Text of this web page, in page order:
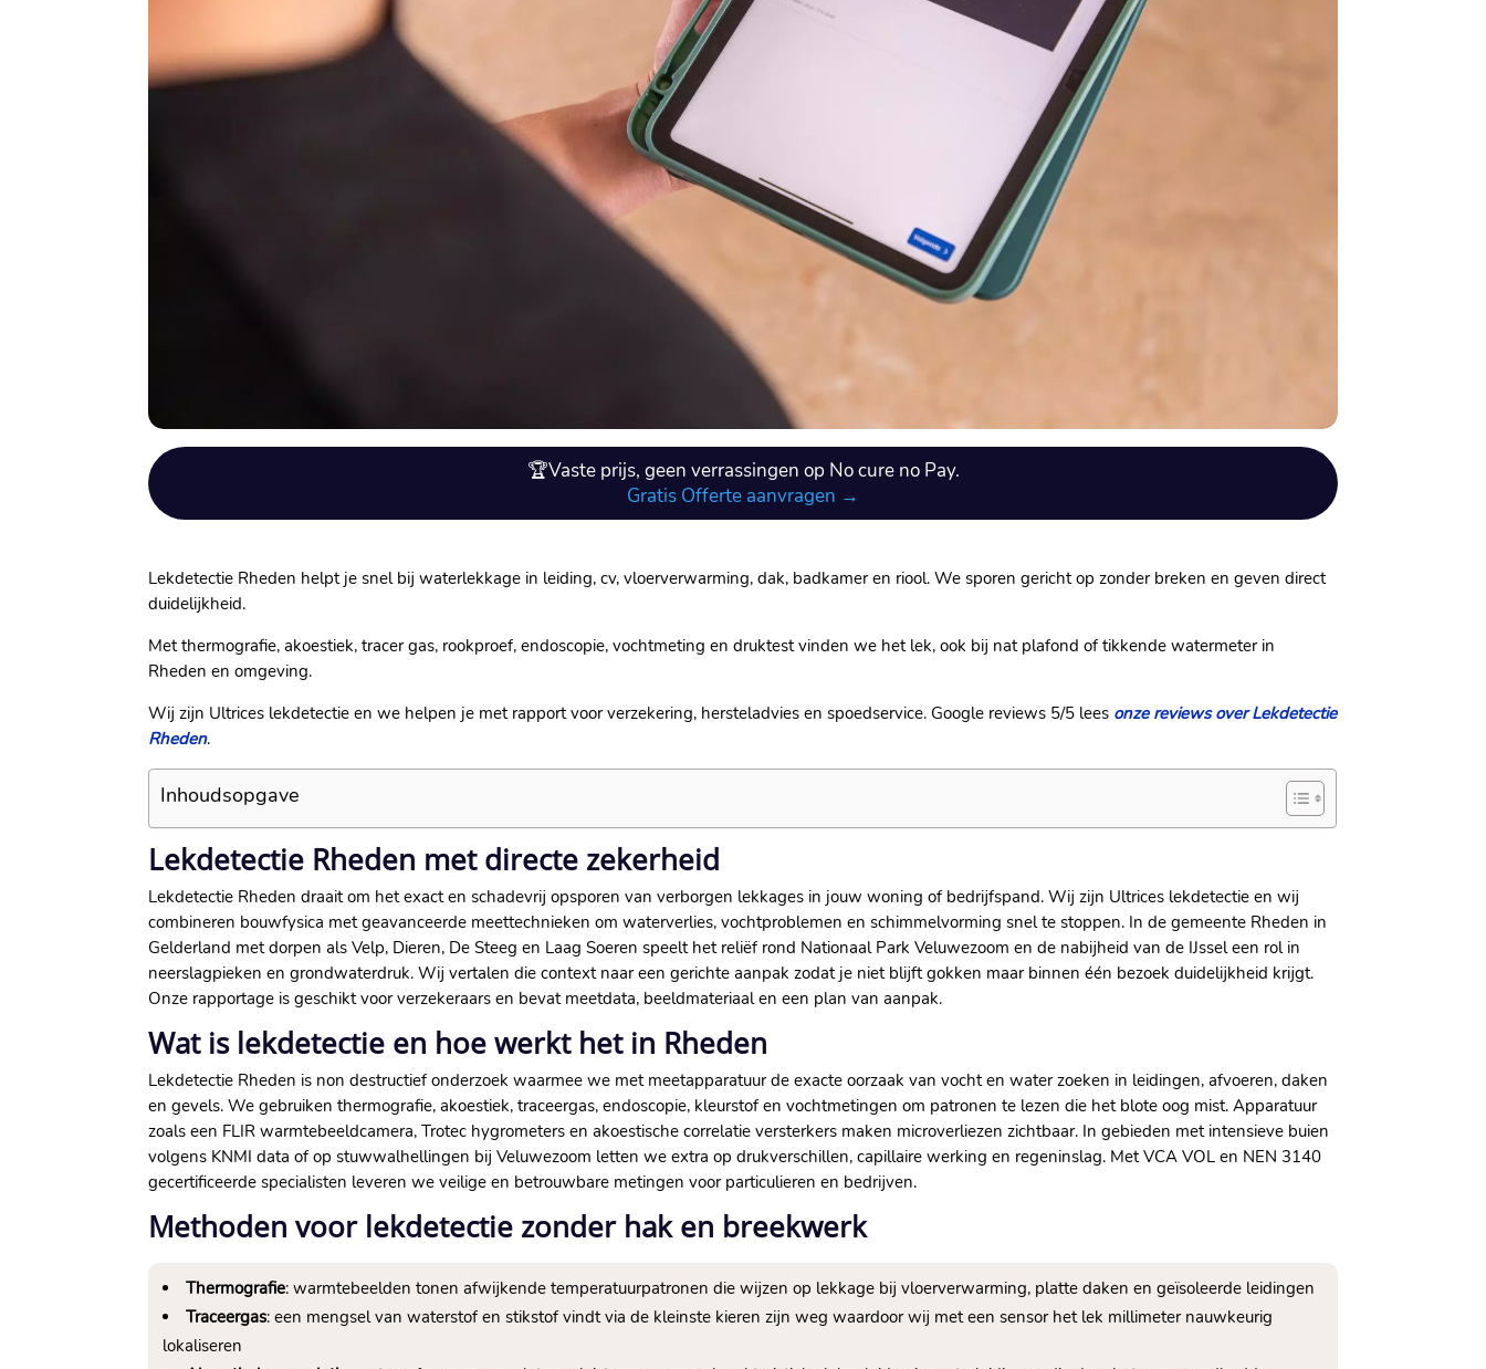
🏆Vaste prijs, geen verrassingen op No cure no Pay.
Gratis Offerte aanvragen →
Lekdetectie Rheden helpt je snel bij waterlekkage in leiding, cv, vloerverwarming, dak, badkamer en riool.​ We sporen gericht op zonder breken en geven direct
duidelijkheid.​
Met thermografie, akoestiek, tracer gas, rookproef, endoscopie, vochtmeting en druktest vinden we het lek, ook bij nat plafond of tikkende watermeter in
Rheden en omgeving.​
Wij zijn Ultrices lekdetectie en we helpen je met rapport voor verzekering, hersteladvies en spoedservice.​ Google reviews 5/5 lees onze reviews over Lekdetectie
Rheden.​
Inhoudsopgave
Lekdetectie Rheden met directe zekerheid
Lekdetectie Rheden draait om het exact en schadevrij opsporen van verborgen lekkages in jouw woning of bedrijfspand.​ Wij zijn Ultrices lekdetectie en wij
combineren bouwfysica met geavanceerde meettechnieken om waterverlies, vochtproblemen en schimmelvorming snel te stoppen.​ In de gemeente Rheden in
Gelderland met dorpen als Velp, Dieren, De Steeg en Laag Soeren speelt het reliëf rond Nationaal Park Veluwezoom en de nabijheid van de IJssel een rol in
neerslagpieken en grondwaterdruk.​ Wij vertalen die context naar een gerichte aanpak zodat je niet blijft gokken maar binnen één bezoek duidelijkheid krijgt.​
Onze rapportage is geschikt voor verzekeraars en bevat meetdata, beeldmateriaal en een plan van aanpak.​
Wat is lekdetectie en hoe werkt het in Rheden
Lekdetectie Rheden is non destructief onderzoek waarmee we met meetapparatuur de exacte oorzaak van vocht en water zoeken in leidingen, afvoeren, daken
en gevels.​ We gebruiken thermografie, akoestiek, traceergas, endoscopie, kleurstof en vochtmetingen om patronen te lezen die het blote oog mist.​ Apparatuur
zoals een FLIR warmtebeeldcamera, Trotec hygrometers en akoestische correlatie versterkers maken microverliezen zichtbaar.​ In gebieden met intensieve buien
volgens KNMI data of op stuwwalhellingen bij Veluwezoom letten we extra op drukverschillen, capillaire werking en regeninslag.​ Met VCA VOL en NEN 3140
gecertificeerde specialisten leveren we veilige en betrouwbare metingen voor particulieren en bedrijven.​
Methoden voor lekdetectie zonder hak en breekwerk
Thermografie: warmtebeelden tonen afwijkende temperatuurpatronen die wijzen op lekkage bij vloerverwarming, platte daken en geïsoleerde leidingen
Traceergas: een mengsel van waterstof en stikstof vindt via de kleinste kieren zijn weg waardoor wij met een sensor het lek millimeter nauwkeurig
lokaliseren